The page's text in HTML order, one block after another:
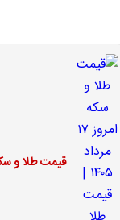
قیمت طلا و سکه امروز ۱۷ مرداد